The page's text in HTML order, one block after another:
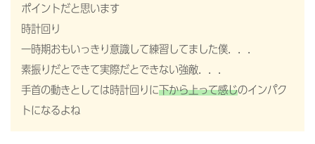
ポイントだと思います
時計回り
一時期おもいっきり意識して練習してました僕．．．
素振りだとできて実際だとできない強敵．．．
手首の動きとしては時計回りに下から上って感じのインパク
トになるよね